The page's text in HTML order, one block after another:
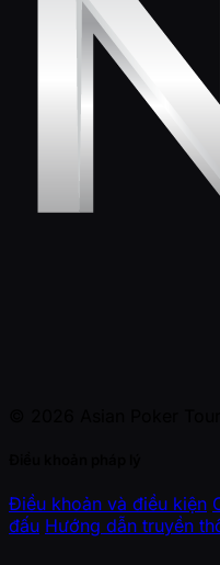
Điều khoản và điều kiện
đấu Hướng dẫn truyền